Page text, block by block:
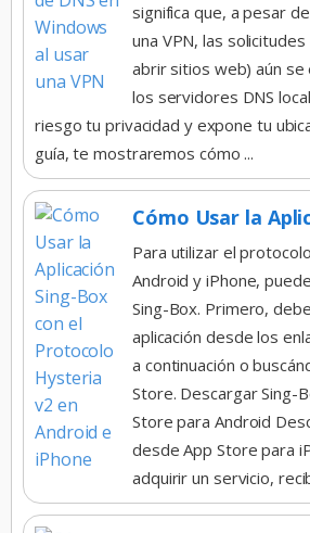
significa que, a pesar
una VPN, las
abrir sitios web) aún se
los servidores DNS
riesgo tu privacidad y expone tu
guía, te mostraremos cómo ...
Para utilizar el
Android y iPhone,
Sing-Box. Primero,
aplicación desde los
a continuación o
Store. Descargar Sing-
Store para Android
desde App Store para
adquirir un servicio,